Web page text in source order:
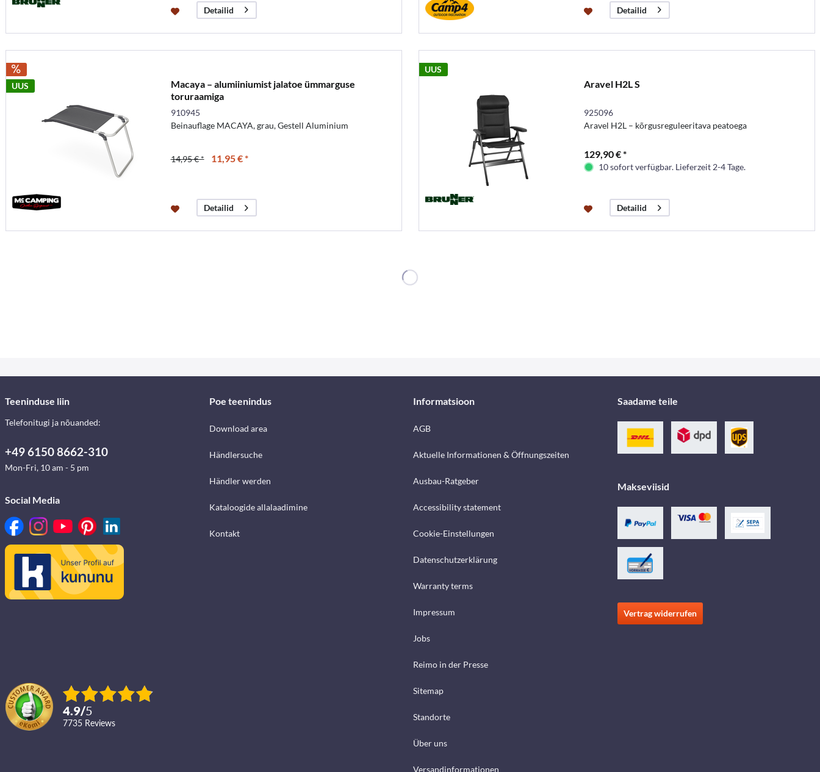
Detailid Detailid
UUS
Macaya – alumiiniumist jalatoe ümmarguse
toruraamiga
910945
Beinauflage MACAYA, grau, Gestell Aluminium
14,95 € * 11,95 € *
Detailid
UUS
Aravel H2L S
925096
Aravel H2L – kõrgusreguleeritava peatoega
129,90 € *
10 sofort verfügbar. Lieferzeit 2-4 Tage.
Detailid
Teeninduse liin
Telefonitugi ja nõuanded:
+49 6150 8662-310
Mon-Fri, 10 am - 5 pm
Social Media
4.9/5
7735 reviews
Poe teenindus
Download area
Händlersuche
Händler werden
Kataloogide allalaadimine
Kontakt
Informatsioon
AGB
Aktuelle Informationen & Öffnungszeiten
Ausbau-Ratgeber
Accessibility statement
Cookie-Einstellungen
Datenschutzerklärung
Warranty terms
Impressum
Jobs
Reimo in der Presse
Sitemap
Standorte
Über uns
Versandinformationen
Saadame teile
Makseviisid
Vertrag widerrufen